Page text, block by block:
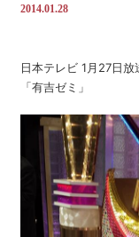
2014.01.28
日本テレビ 1月27日放
「有吉ゼミ」